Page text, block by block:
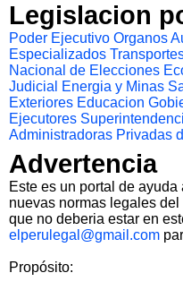
Legislacion
Poder Ejecutivo Organos
Especializados
Nacional de Elecciones
Judicial
Energia y Minas
Exteriores Educacion
Ejecutores
Administradoras Privadas
Advertencia
Este es un portal de
nuevas normas legales
que no deberia estar en
elperulegal@gmail.com
Propósito: